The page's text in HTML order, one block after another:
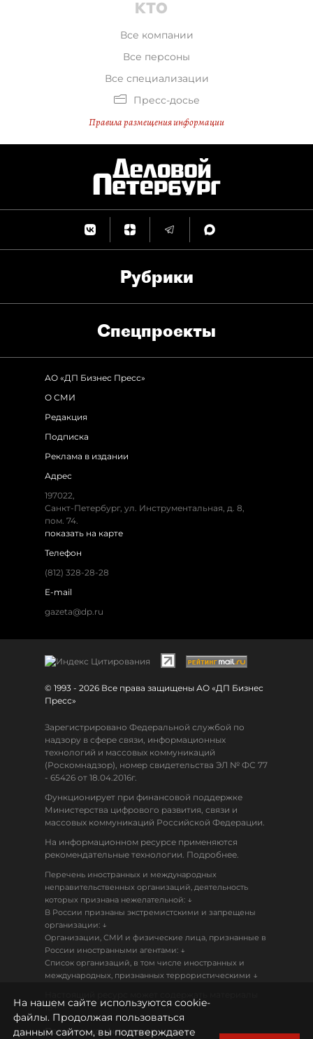
Все компании
Все персоны
Все специализации
Пресс-досье
Правила размещения информации
Рубрики
Спец­проекты
АО «ДП Бизнес Пресс»
О СМИ
Редакция
Подписка
Реклама в издании
Адрес
197022,
Санкт-Петербург, ул. Инструментальная, д. 8,
пом. 74.
показать на карте
Телефон
(812) 328-28-28
E-mail
gazeta@dp.ru
© 1993 - 2026 Все права защищены АО «ДП Бизнес
Пресс»
Зарегистрировано Федеральной службой по
надзору в сфере связи, информационных
технологий и массовых коммуникаций
(Роскомнадзор), номер свидетельства ЭЛ № ФС 77
- 65426 от 18.04.2016г.
Функционирует при финансовой поддержке
Министерства цифрового развития, связи и
массовых коммуникаций Российской Федерации.
На информационном ресурсе применяются
рекомендательные технологии. Подробнее.
Перечень иностранных и международных
неправительственных организаций, деятельность
которых признана нежелательной: ↓
В России признаны экстремистскими и запрещены
организации: ↓
Организации, СМИ и физические лица, признанные в
России иностранными агентами: ↓
Список организаций, в том числе иностранных и
международных, признанных террористическими ↓
18+
Политика конфиденциальности
На нашем сайте используются cookie-
файлы. Продолжая пользоваться
данным сайтом, вы подтверждаете